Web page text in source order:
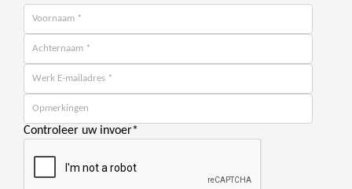
Controleer uw invoer*